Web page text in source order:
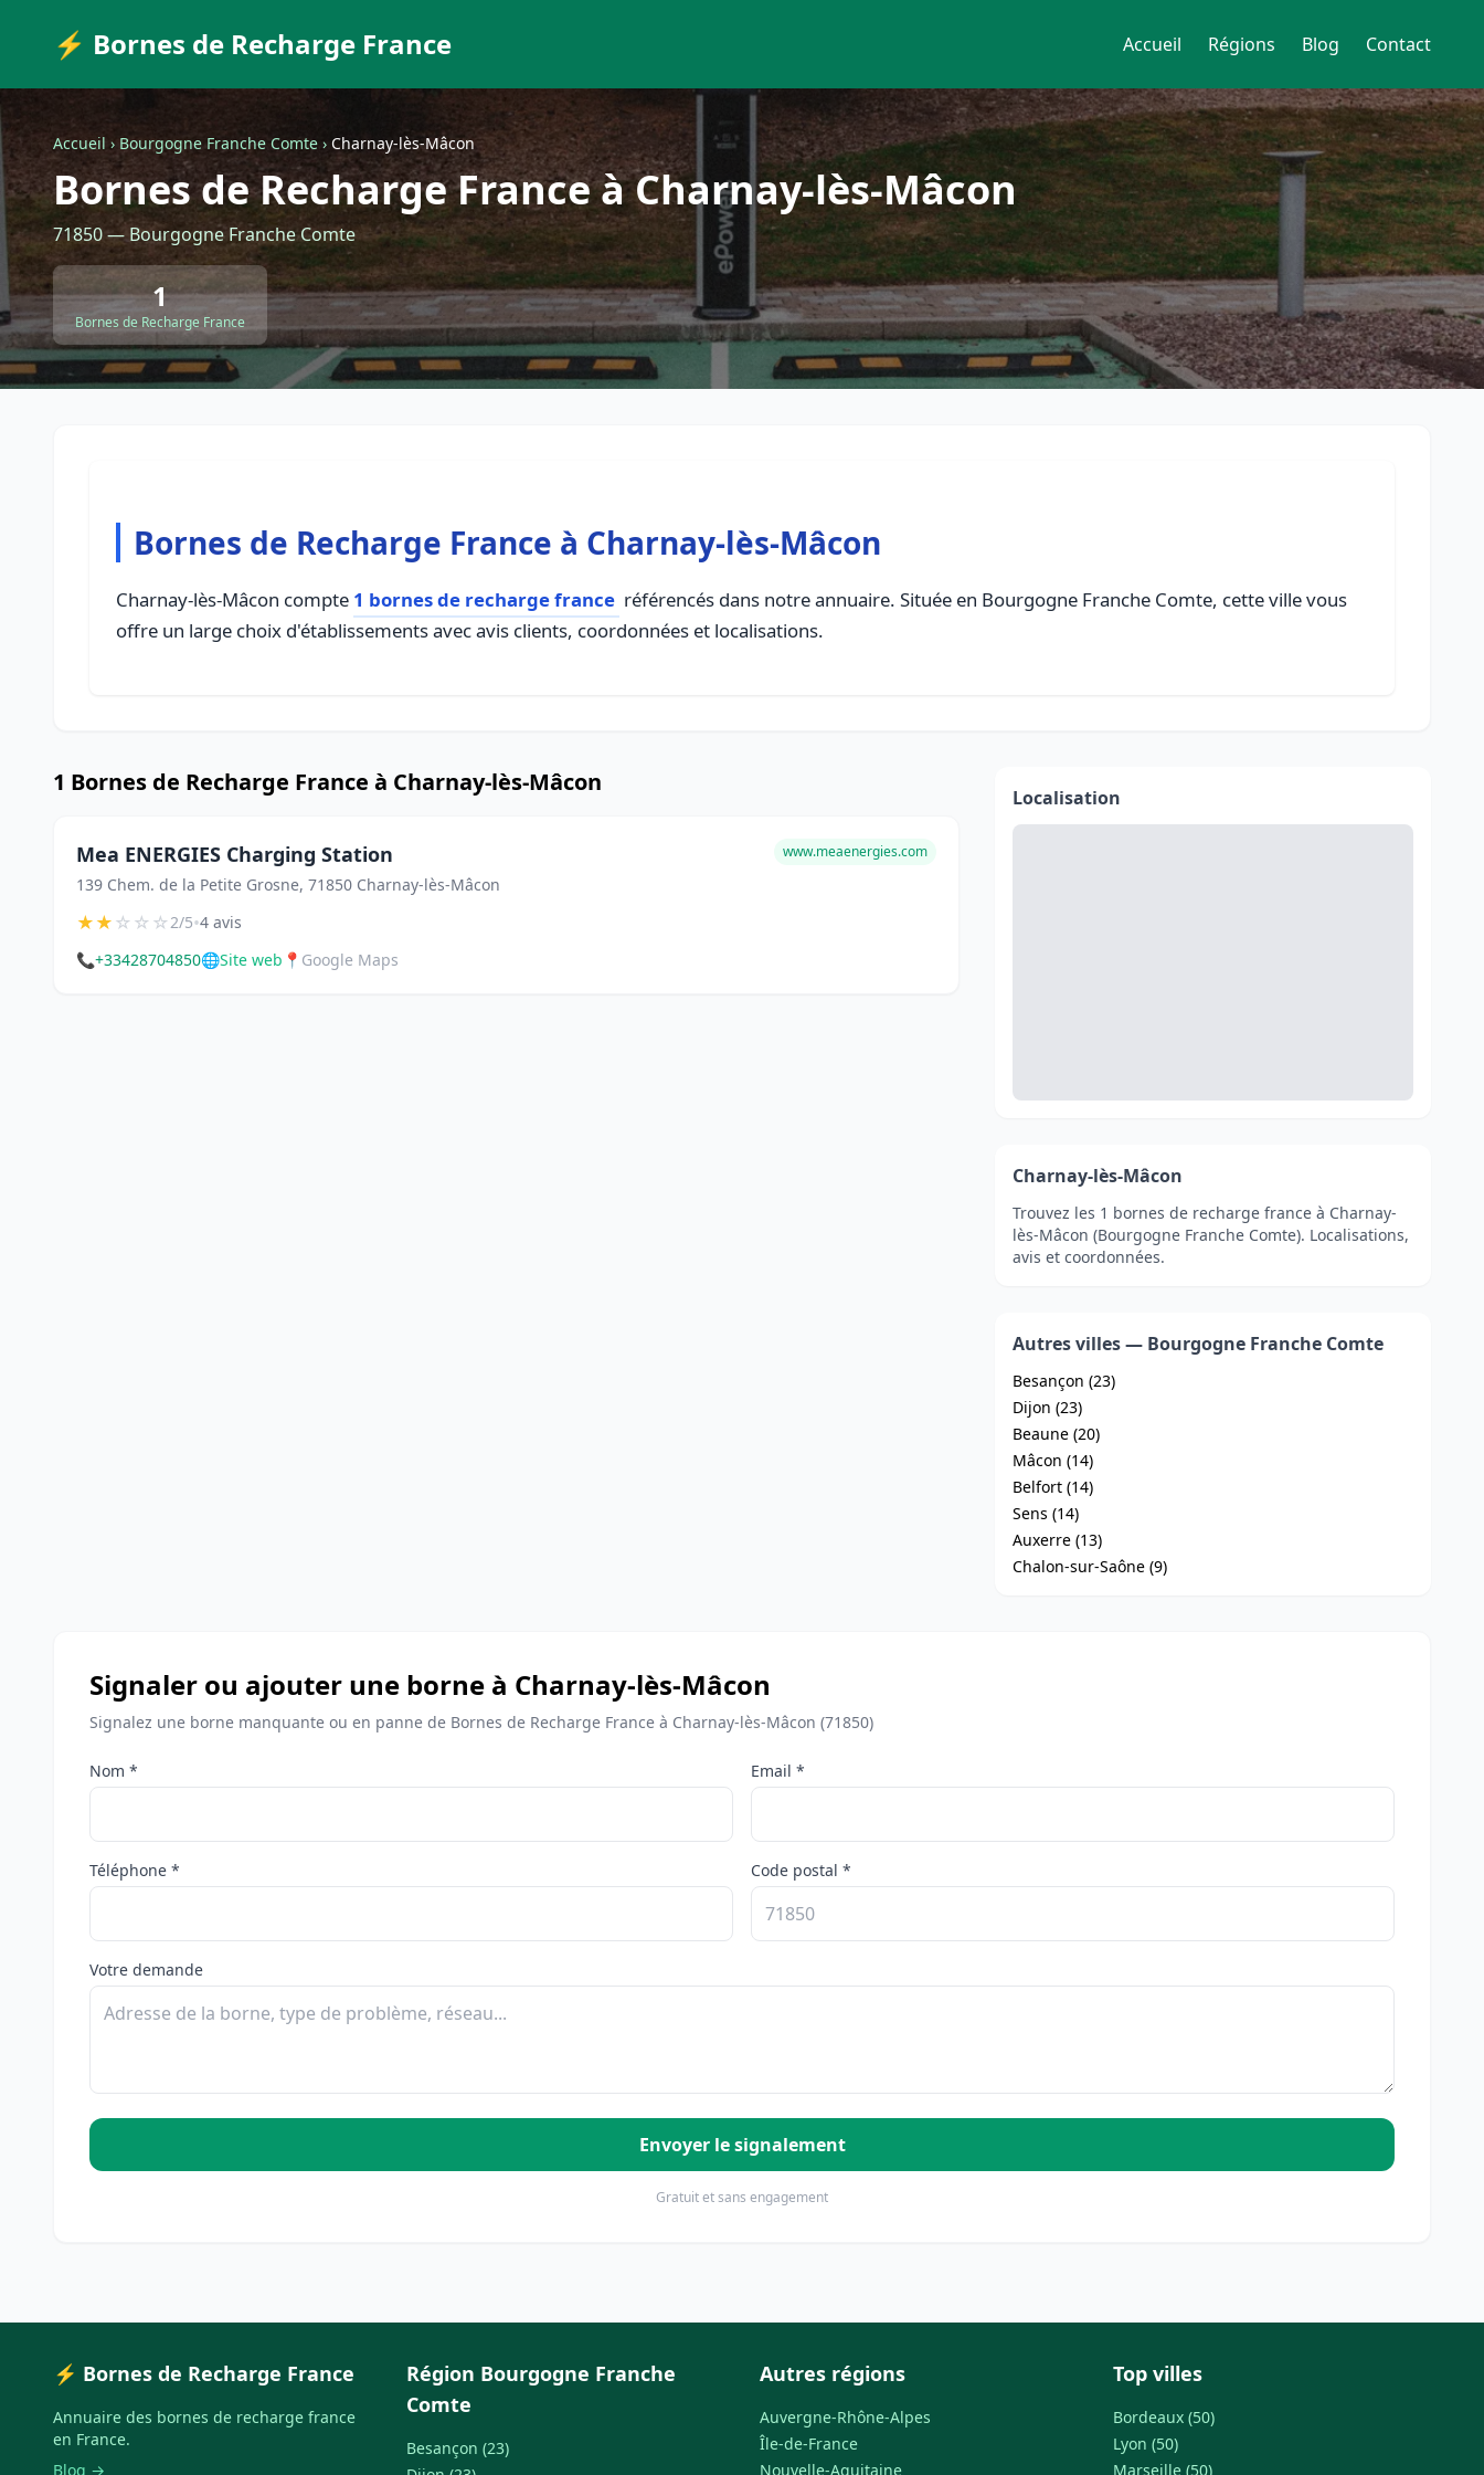
⚡ Bornes de Recharge France Accueil Régions Blog Contact
Accueil › Bourgogne Franche Comte › Charnay-lès-Mâcon
Bornes de Recharge France à Charnay-lès-Mâcon
71850 — Bourgogne Franche Comte
1
Bornes de Recharge France
Bornes de Recharge France à Charnay-lès-Mâcon
Charnay-lès-Mâcon compte 1 bornes de recharge france référencés dans notre annuaire. Située en Bourgogne Franche Comte, cette ville vous
offre un large choix d'établissements avec avis clients, coordonnées et localisations.
1 Bornes de Recharge France à Charnay-lès-Mâcon
Mea ENERGIES Charging Station
139 Chem. de la Petite Grosne, 71850 Charnay-lès-Mâcon
www.meaenergies.com
★★☆☆☆2/5•4 avis
📞+33428704850🌐Site web 📍 Google Maps
Localisation
Charnay-lès-Mâcon
Trouvez les 1 bornes de recharge france à Charnay-
lès-Mâcon (Bourgogne Franche Comte). Localisations,
avis et coordonnées.
Autres villes — Bourgogne Franche Comte
Besançon (23)
Dijon (23)
Beaune (20)
Mâcon (14)
Belfort (14)
Sens (14)
Auxerre (13)
Chalon-sur-Saône (9)
Signaler ou ajouter une borne à Charnay-lès-Mâcon
Signalez une borne manquante ou en panne de Bornes de Recharge France à Charnay-lès-Mâcon (71850)
Nom * Email *
Téléphone * Code postal *
Votre demande
Envoyer le signalement
Gratuit et sans engagement
⚡ Bornes de Recharge France
Annuaire des bornes de recharge france
en France.
Blog →
Région Bourgogne Franche
Comte
Besançon (23)
Autres régions
Auvergne-Rhône-Alpes
Île-de-France
Nouvelle-Aquitaine
Top villes
Bordeaux (50)
Lyon (50)
Marseille (50)